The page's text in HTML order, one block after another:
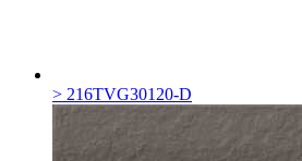
> 216TVG30120-D